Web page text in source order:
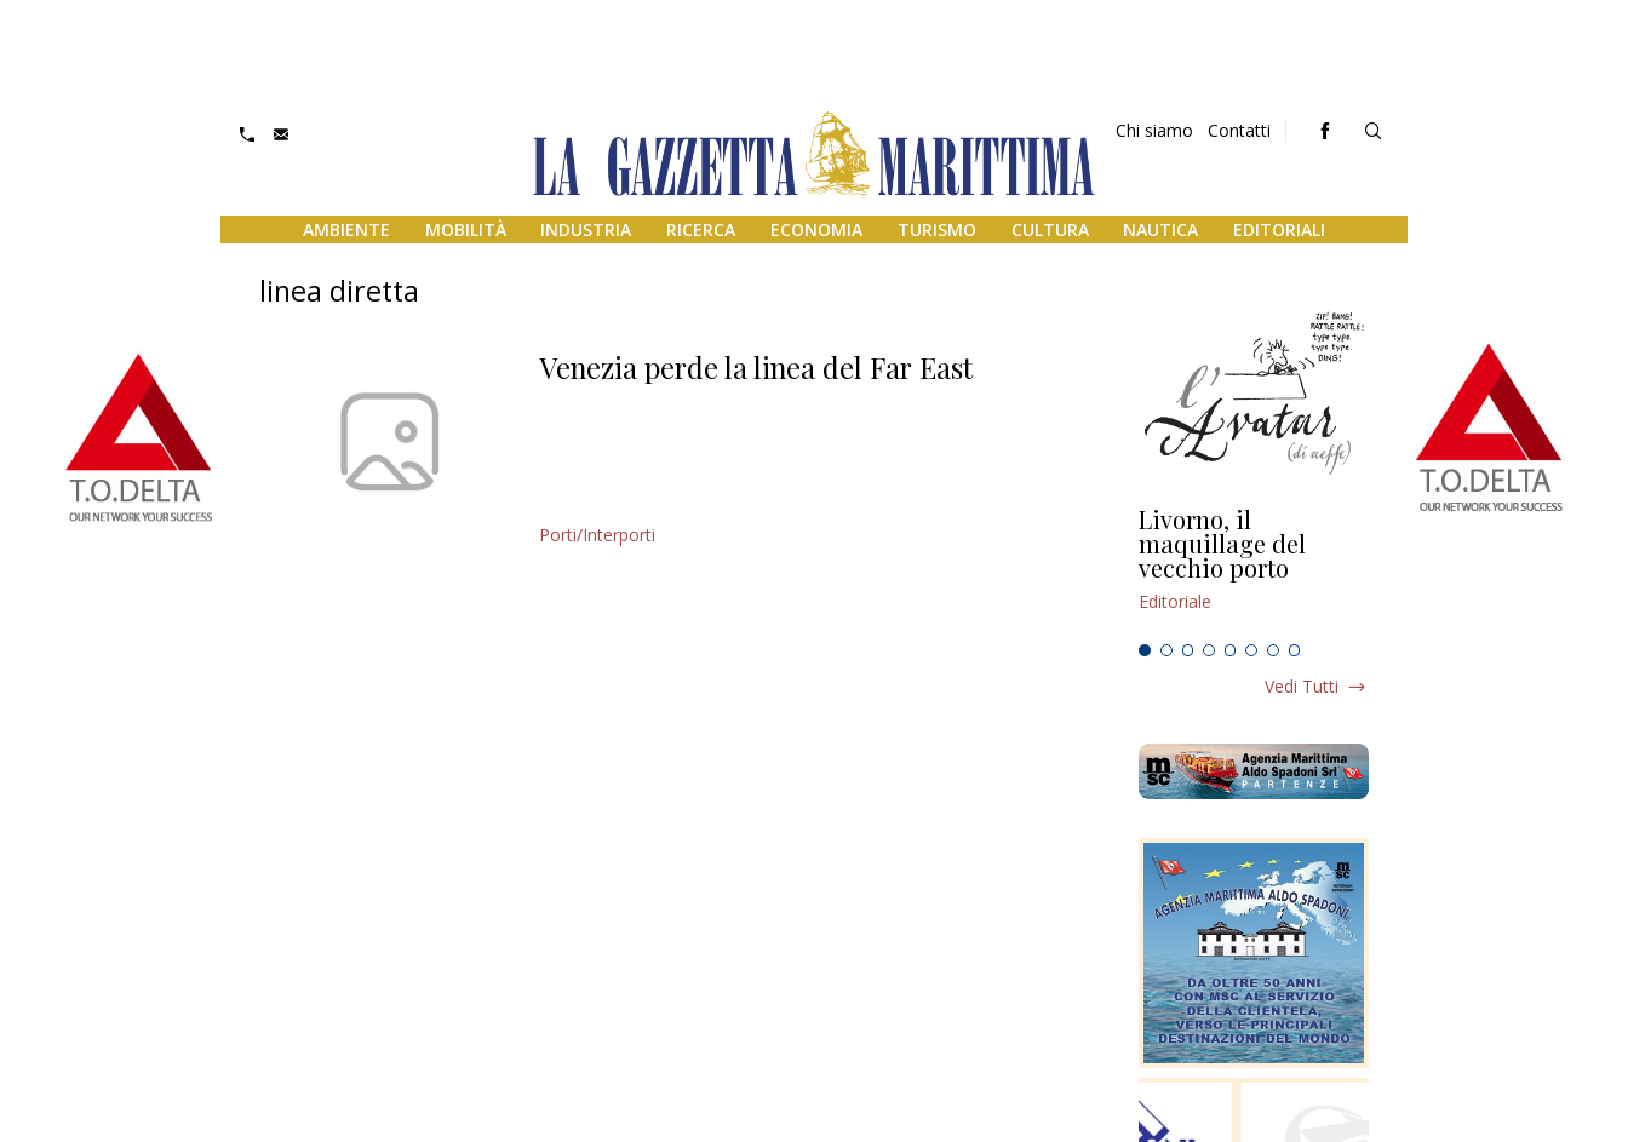
Chi siamo Contatti
AMBIENTE MOBILITÀ INDUSTRIA RICERCA ECONOMIA TURISMO CULTURA NAUTICA EDITORIALI
linea diretta
Venezia perde la linea del Far East
Porti/Interporti Livorno, il
maquillage del
vecchio porto
Editoriale
L’uscita di scena di
Vedi Tutti